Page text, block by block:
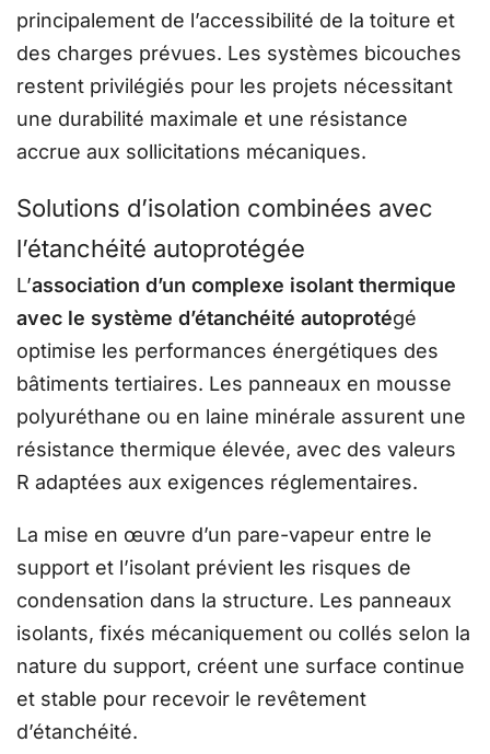
principalement de l’accessibilité de la toiture et
des charges prévues. Les systèmes bicouches
restent privilégiés pour les projets nécessitant
une durabilité maximale et une résistance
accrue aux sollicitations mécaniques.
Solutions d’isolation combinées avec
l’étanchéité autoprotégée
L’association d’un complexe isolant thermique
avec le système d’étanchéité autoprotégé
optimise les performances énergétiques des
bâtiments tertiaires. Les panneaux en mousse
polyuréthane ou en laine minérale assurent une
résistance thermique élevée, avec des valeurs
R adaptées aux exigences réglementaires.
La mise en œuvre d’un pare-vapeur entre le
support et l’isolant prévient les risques de
condensation dans la structure. Les panneaux
isolants, fixés mécaniquement ou collés selon la
nature du support, créent une surface continue
et stable pour recevoir le revêtement
d’étanchéité.